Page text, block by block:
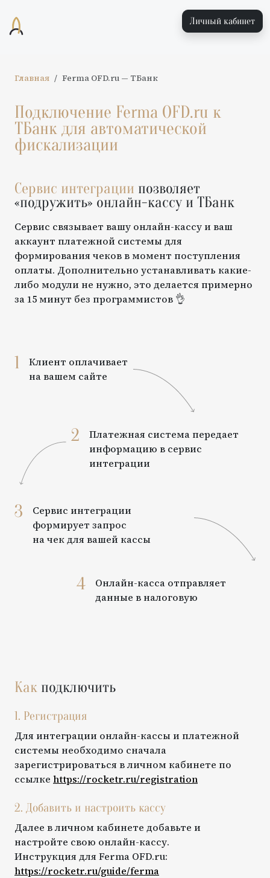
Личный кабинет
Главная Ferma OFD.ru — ТБанк
Подключение Ferma OFD.ru к
ТБанк для автоматической
фискализации
Сервис интеграции позволяет
«подружить» онлайн-кассу и ТБанк
Сервис связывает вашу онлайн-кассу и ваш
аккаунт платежной системы для
формирования чеков в момент поступления
оплаты. Дополнительно устанавливать какие-
либо модули не нужно, это делается примерно
за 15 минут без программистов 👌
1
Клиент оплачивает
на вашем сайте
2
Платежная система передает
информацию в сервис
интеграции
3
Сервис интеграции
формирует запрос
на чек для вашей кассы
4
Онлайн-касса отправляет
данные в налоговую
Как подключить
1. Регистрация
Для интеграции онлайн-кассы и платежной
системы необходимо сначала
зарегистрироваться в личном кабинете по
ссылке https://rocketr.ru/registration
2. Добавить и настроить кассу
Далее в личном кабинете добавьте и
настройте свою онлайн-кассу.
Инструкция дляFerma OFD.ru:
https://rocketr.ru/guide/ferma